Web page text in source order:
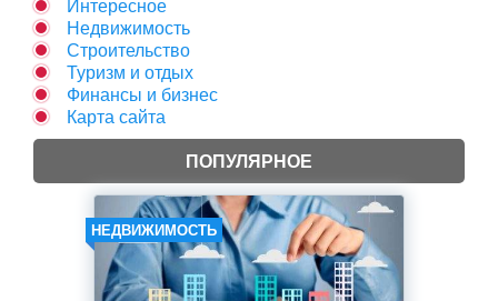
Недвижимость
Строительство
Туризм и отдых
Финансы и бизнес
Карта сайта
ПОПУЛЯРНОЕ
НЕДВИЖИМОСТЬ